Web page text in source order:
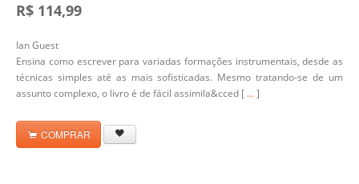
R$ 114,99
Ian Guest
Ensina como escrever para variadas formações instrumentais, desde as
técnicas simples até as mais sofisticadas. Mesmo tratando-se de um
assunto complexo, o livro é de fácil assimila&cced [ ...]
COMPRAR